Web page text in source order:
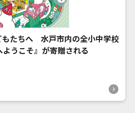
もたちへ 水戸市内の全小中学校
うこそ』が寄贈される